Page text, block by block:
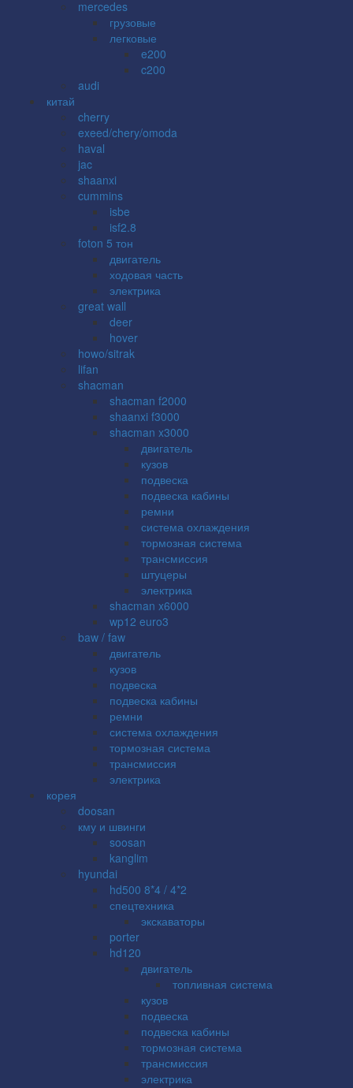
mercedes
грузовые
легковые
e200
c200
audi
китай
cherry
exeed/chery/omoda
haval
jac
shaanxi
cummins
isbe
isf2.8
foton 5 тон
двигатель
ходовая часть
электрика
great wall
deer
hover
howo/sitrak
lifan
shacman
shacman f2000
shaanxi f3000
shacman x3000
двигатель
кузов
подвеска
подвеска кабины
ремни
система охлаждения
тормозная система
трансмиссия
штуцеры
электрика
shacman x6000
wp12 euro3
baw / faw
двигатель
кузов
подвеска
подвеска кабины
ремни
система охлаждения
тормозная система
трансмиссия
электрика
корея
doosan
кму и швинги
soosan
kanglim
hyundai
hd500 8*4 / 4*2
спецтехника
экскаваторы
porter
hd120
двигатель
топливная система
кузов
подвеска
подвеска кабины
тормозная система
трансмиссия
электрика